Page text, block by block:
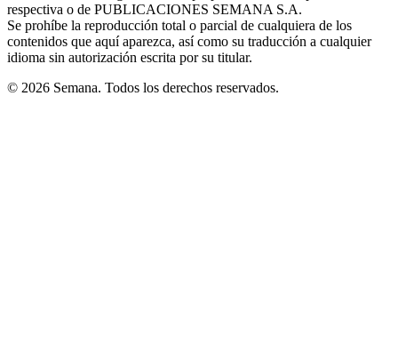
window
respectiva o de PUBLICACIONES SEMANA S.A.
Se prohíbe la reproducción total o parcial de cualquiera de los
contenidos que aquí aparezca, así como su traducción a cualquier
idioma sin autorización escrita por su titular.
© 2026 Semana. Todos los derechos reservados.